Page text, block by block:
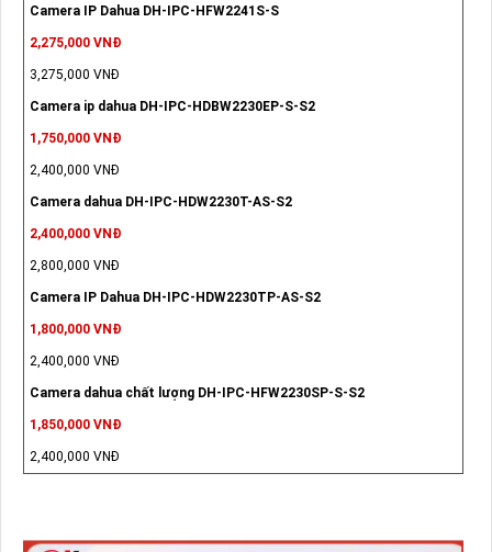
Camera IP Dahua DH-IPC-HFW2241S-S
2,275,000 VNĐ
3,275,000 VNĐ
Camera ip dahua DH-IPC-HDBW2230EP-S-S2
1,750,000 VNĐ
2,400,000 VNĐ
Camera dahua DH-IPC-HDW2230T-AS-S2
2,400,000 VNĐ
2,800,000 VNĐ
Camera IP Dahua DH-IPC-HDW2230TP-AS-S2
1,800,000 VNĐ
2,400,000 VNĐ
Camera dahua chất lượng DH-IPC-HFW2230SP-S-S2
1,850,000 VNĐ
2,400,000 VNĐ